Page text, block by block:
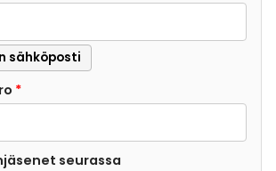
sähköposti
*
seurassa